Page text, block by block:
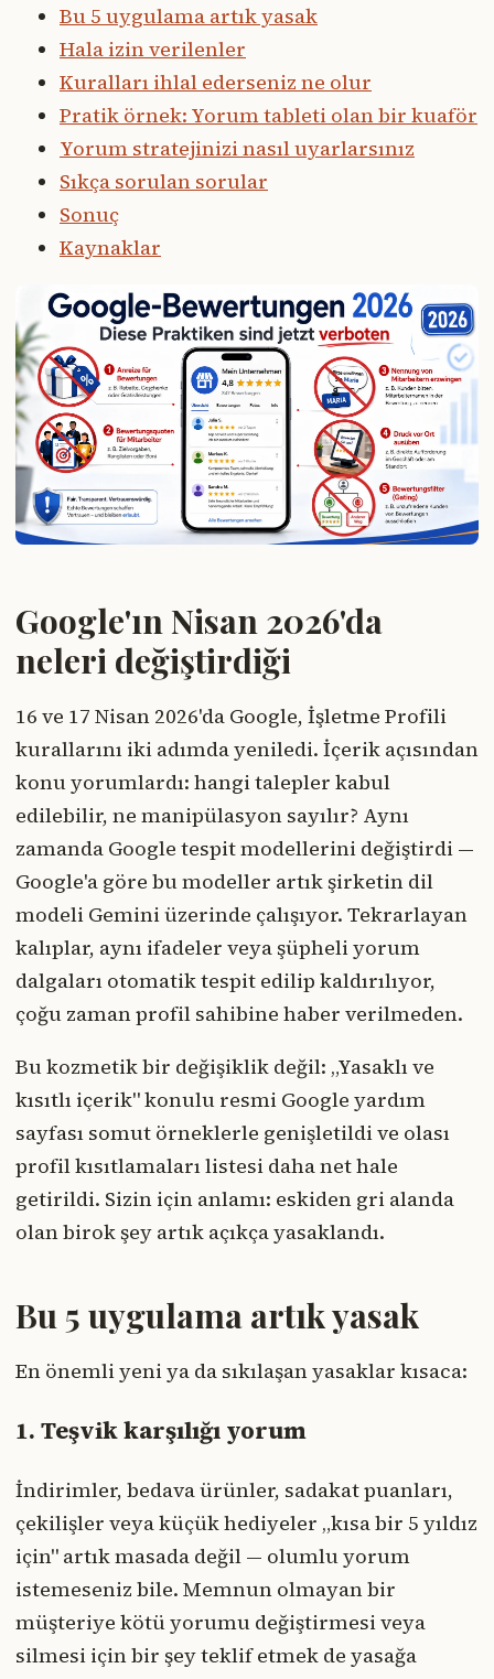
Bu 5 uygulama artık yasak
Hala izin verilenler
Kuralları ihlal ederseniz ne olur
Pratik örnek: Yorum tableti olan bir kuaför
Yorum stratejinizi nasıl uyarlarsınız
Sıkça sorulan sorular
Sonuç
Kaynaklar
Google'ın Nisan 2026'da
neleri değiştirdiği
16 ve 17 Nisan 2026'da Google, İşletme Profili
kurallarını iki adımda yeniledi. İçerik açısından
konu yorumlardı: hangi talepler kabul
edilebilir, ne manipülasyon sayılır? Aynı
zamanda Google tespit modellerini değiştirdi —
Google'a göre bu modeller artık şirketin dil
modeli Gemini üzerinde çalışıyor. Tekrarlayan
kalıplar, aynı ifadeler veya şüpheli yorum
dalgaları otomatik tespit edilip kaldırılıyor,
çoğu zaman profil sahibine haber verilmeden.
Bu kozmetik bir değişiklik değil: „Yasaklı ve
kısıtlı içerik" konulu resmi Google yardım
sayfası somut örneklerle genişletildi ve olası
profil kısıtlamaları listesi daha net hale
getirildi. Sizin için anlamı: eskiden gri alanda
olan birok şey artık açıkça yasaklandı.
Bu 5 uygulama artık yasak
En önemli yeni ya da sıkılaşan yasaklar kısaca:
1. Teşvik karşılığı yorum
İndirimler, bedava ürünler, sadakat puanları,
çekilişler veya küçük hediyeler „kısa bir 5 yıldız
için" artık masada değil — olumlu yorum
istemeseniz bile. Memnun olmayan bir
müşteriye kötü yorumu değiştirmesi veya
silmesi için bir şey teklif etmek de yasağa